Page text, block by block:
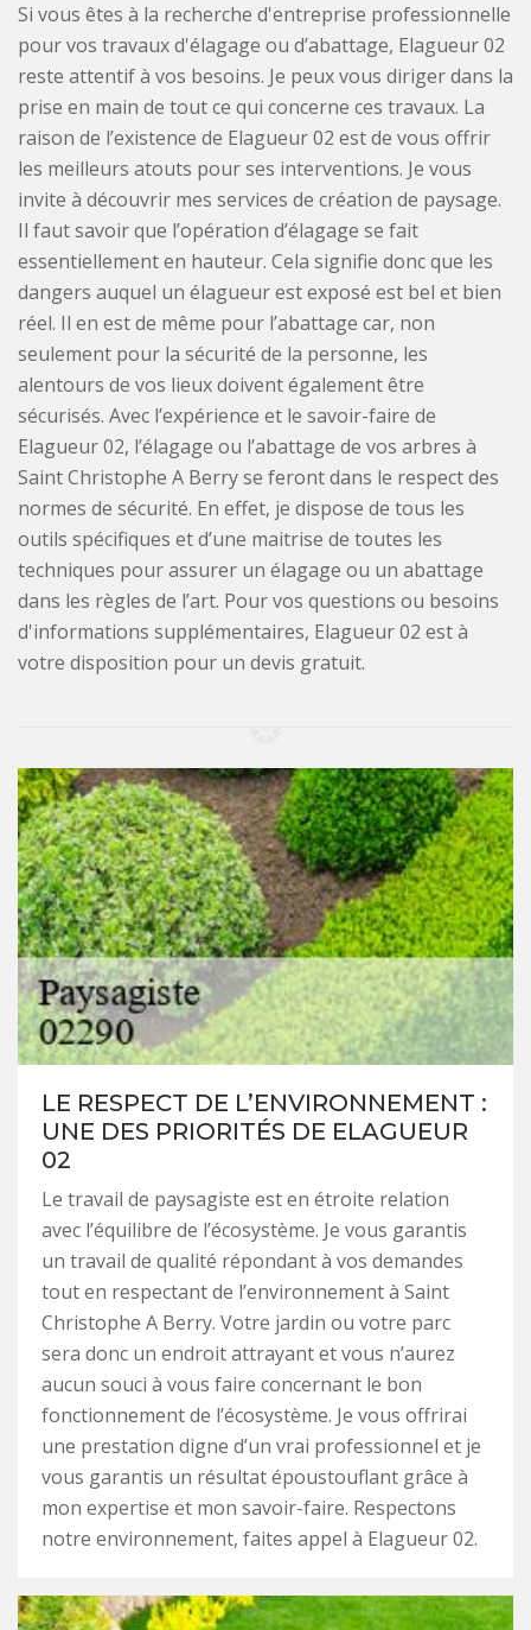
Si vous êtes à la recherche d'entreprise professionnelle
pour vos travaux d'élagage ou d’abattage, Elagueur 02
reste attentif à vos besoins. Je peux vous diriger dans la
prise en main de tout ce qui concerne ces travaux. La
raison de l’existence de Elagueur 02 est de vous offrir
les meilleurs atouts pour ses interventions. Je vous
invite à découvrir mes services de création de paysage.
Il faut savoir que l’opération d’élagage se fait
essentiellement en hauteur. Cela signifie donc que les
dangers auquel un élagueur est exposé est bel et bien
réel. Il en est de même pour l’abattage car, non
seulement pour la sécurité de la personne, les
alentours de vos lieux doivent également être
sécurisés. Avec l’expérience et le savoir-faire de
Elagueur 02, l’élagage ou l’abattage de vos arbres à
Saint Christophe A Berry se feront dans le respect des
normes de sécurité. En effet, je dispose de tous les
outils spécifiques et d’une maitrise de toutes les
techniques pour assurer un élagage ou un abattage
dans les règles de l’art. Pour vos questions ou besoins
d'informations supplémentaires, Elagueur 02 est à
votre disposition pour un devis gratuit.
LE RESPECT DE L’ENVIRONNEMENT :
UNE DES PRIORITÉS DE ELAGUEUR
02
Le travail de paysagiste est en étroite relation
avec l’équilibre de l’écosystème. Je vous garantis
un travail de qualité répondant à vos demandes
tout en respectant de l’environnement à Saint
Christophe A Berry. Votre jardin ou votre parc
sera donc un endroit attrayant et vous n’aurez
aucun souci à vous faire concernant le bon
fonctionnement de l’écosystème. Je vous offrirai
une prestation digne d’un vrai professionnel et je
vous garantis un résultat époustouflant grâce à
mon expertise et mon savoir-faire. Respectons
notre environnement, faites appel à Elagueur 02.